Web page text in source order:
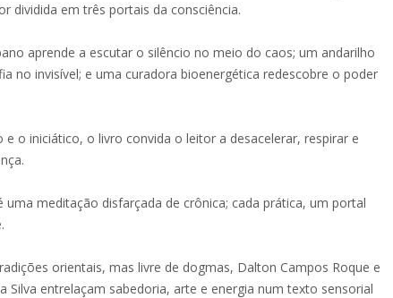
dividida em três portais da consciência.
aprende a escutar o silêncio no meio do caos; um andarilho
no invisível; e uma curadora bioenergética redescobre o poder
e o iniciático, o livro convida o leitor a desacelerar, respirar e
uma meditação disfarçada de crônica; cada prática, um portal
orientais, mas livre de dogmas, Dalton Campos Roque e
Silva entrelaçam sabedoria, arte e energia num texto sensorial